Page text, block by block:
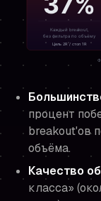
процент
breakout'ов
объёма.
Качество
класса»